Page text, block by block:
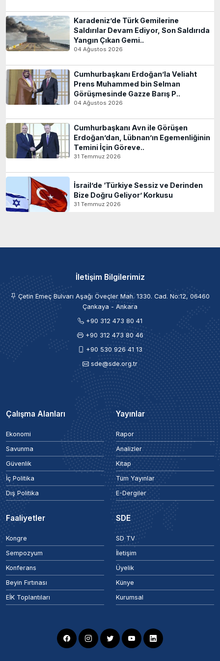
Karadeniz’de Türk Gemilerine
Saldırılar Devam Ediyor, Son Saldırıda
Yangın Çıkan Gemi..
04 Ağustos 2026
Cumhurbaşkanı Erdoğan’la Veliaht
Prens Muhammed bin Selman
Görüşmesinde Gazze Barış P..
04 Ağustos 2026
Cumhurbaşkanı Avn ile Görüşen
Erdoğan’dan, Lübnan’ın Egemenliğinin
Temini İçin Göreve..
31 Temmuz 2026
İsrail’de ‘Türkiye Sessiz ve Derinden
Bize Doğru Geliyor’ Korkusu
31 Temmuz 2026
İletişim Bilgilerimiz
Çetin Emeç Bulvarı Aşağı Öveçler Mah. 1330. Cad. No:12, 06460
Çankaya - Ankara
+90 312 473 80 41
+90 312 473 80 46
+90 530 926 41 13
sde@sde.org.tr
Çalışma Alanları
Ekonomi
Savunma
Güvenlik
İç Politika
Dış Politika
Yayınlar
Rapor
Analizler
Kitap
Tüm Yayınlar
E-Dergiler
Faaliyetler
Kongre
Sempozyum
Konferans
Beyin Fırtınası
EİK Toplantıları
SDE
SD TV
İletişim
Üyelik
Künye
Kurumsal